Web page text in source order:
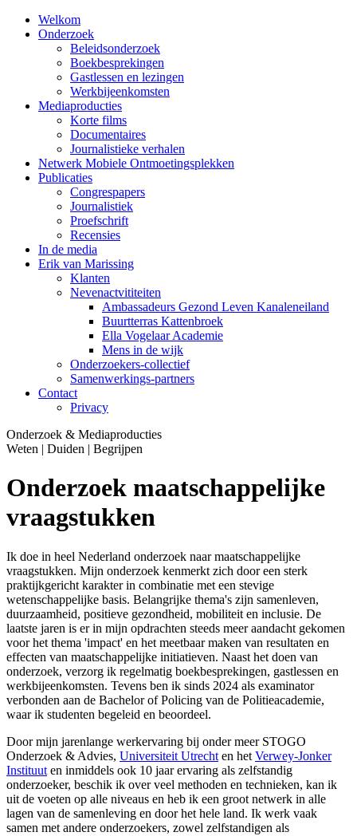
Welkom
Onderzoek
Beleidsonderzoek
Boekbesprekingen
Gastlessen en lezingen
Werkbijeenkomsten
Mediaproducties
Korte films
Documentaires
Journalistieke verhalen
Netwerk Mobiele Ontmoetingsplekken
Publicaties
Congrespapers
Journalistiek
Proefschrift
Recensies
In de media
Erik van Marissing
Klanten
Nevenactvititeiten
Ambassadeurs Gezond Leven Kanaleneiland
Buurtterras Kattenbroek
Ella Vogelaar Academie
Mens in de wijk
Onderzoekers-collectief
Samenwerkings-partners
Contact
Privacy
Onderzoek & Mediaproducties
Weten | Duiden | Begrijpen
Onderzoek maatschappelijke
vraagstukken
Ik doe in heel Nederland onderzoek naar maatschappelijke
vraagstukken. Mijn onderzoek kenmerkt zich door een sterk
praktijkgericht karakter in combinatie met een stevige
wetenschappelijke basis. Belangrijke thema's zijn samenleven,
duurzaamheid, positieve gezondheid, mobiliteit en inclusie. De
laatste jaren is er in mijn opdrachten steeds meer aandacht gekomen
voor het thema 'impact' en het meetbaar maken van resultaten en
effecten van maatschappelijke initiatieven. Naast het doen van
onderzoek, verzorg ik regelmatig boekbesprekingen, gastlessen en
werkbijeenkomsten. Tevens ben ik sinds 2024 als examinator
verbonden aan de Bachelor of Policing van de Politieacademie,
waar ik studenten begeleid en beoordeel.
Door mijn jarenlange werkervaring bij onder meer STOGO
Onderzoek & Advies, Universiteit Utrecht en het Verwey-Jonker
Instituut en inmiddels ook 10 jaar ervaring als zelfstandig
onderzoeker, beschik ik over veel methoden en technieken, kan ik
uit de voeten op alle niveaus en heb ik een groot netwerk in alle
lagen van de samenleving en door het hele land. Ik werk vaak
samen met andere onderzoekers, zowel zelfstandigen als